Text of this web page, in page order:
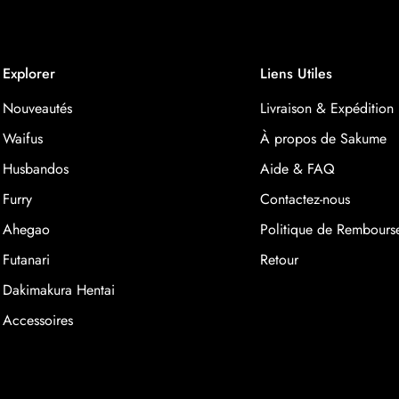
Explorer
Nouveautés
Waifus
Husbandos
Furry
Ahegao
Futanari
Dakimakura Hentai
Accessoires
Liens Utiles
Livraison & Expédition
À propos de Sakume
Aide & FAQ
Contactez-nous
Politique de
Retour